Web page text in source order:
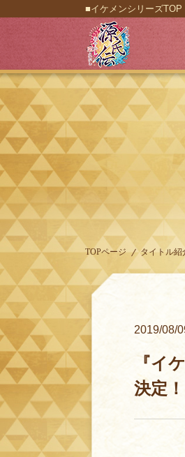
■イケメンシリーズTOP
TOPページ タイトル紹
2019/08/
『イ
決定！